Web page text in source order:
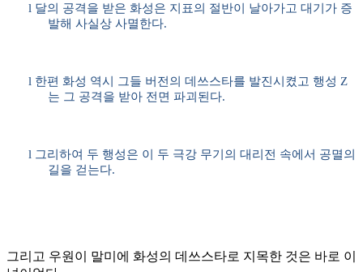
l 달의 공격을 받은 화성은 지표의 절반이 날아가고 대기가 증
발해 사실상 사멸한다.
l 한편 화성 역시 그들 버전의 데쓰스타를 발진시켰고 행성 Z
는 그 공격을 받아 전면 파괴된다.
l 그리하여 두 행성은 이 두 극강 무기의 대리전 속에서 공멸의
길을 걷는다.
그리고 우원이 말미에 화성의 데쓰스타로 지목한 것은 바로 이